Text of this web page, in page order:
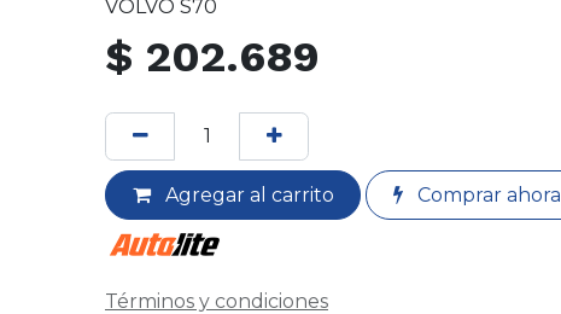
VOLVO S70
$ 202.689
Agregar al carrito Comprar ahora
Términos y condiciones